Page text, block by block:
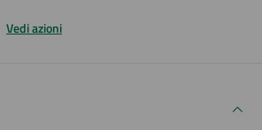
Vedi azioni